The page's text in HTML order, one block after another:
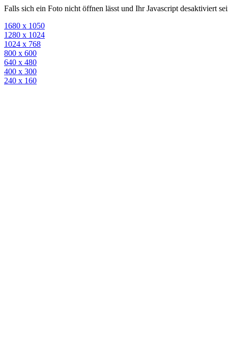
Falls sich ein Foto nicht öffnen lässt und Ihr Javascript desaktiviert
1680 x 1050
1280 x 1024
1024 x 768
800 x 600
640 x 480
400 x 300
240 x 160